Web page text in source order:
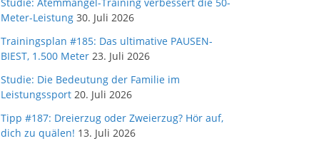
Studie: Atemmangel-Training verbessert die 50-
Meter-Leistung 30. Juli 2026
Trainingsplan #185: Das ultimative PAUSEN-
BIEST, 1.500 Meter 23. Juli 2026
Studie: Die Bedeutung der Familie im
Leistungssport 20. Juli 2026
Tipp #187: Dreierzug oder Zweierzug? Hör auf,
dich zu quälen! 13. Juli 2026